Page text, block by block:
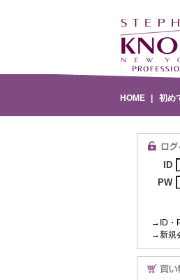
HOME 初め
ID
PW
→ID・
→新規